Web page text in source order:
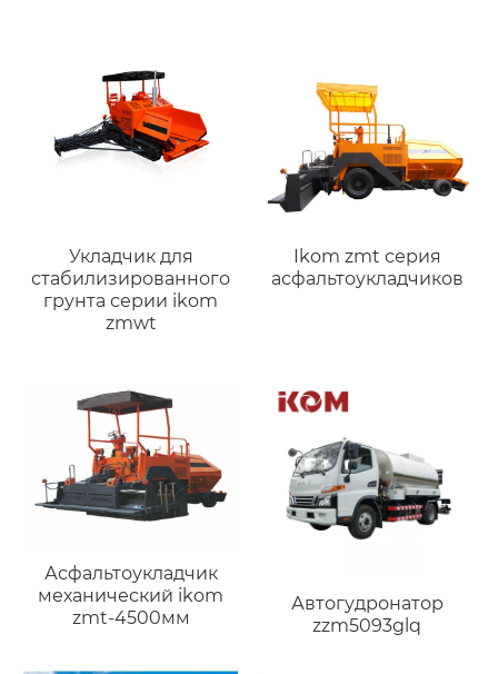
Укладчик для
стабилизированного
грунта серии ikom
zmwt
Ikom zmt серия
асфальтоукладчиков
Асфальтоукладчик
механический ikom
zmt-4500мм
Автогудронатор
zzm5093glq